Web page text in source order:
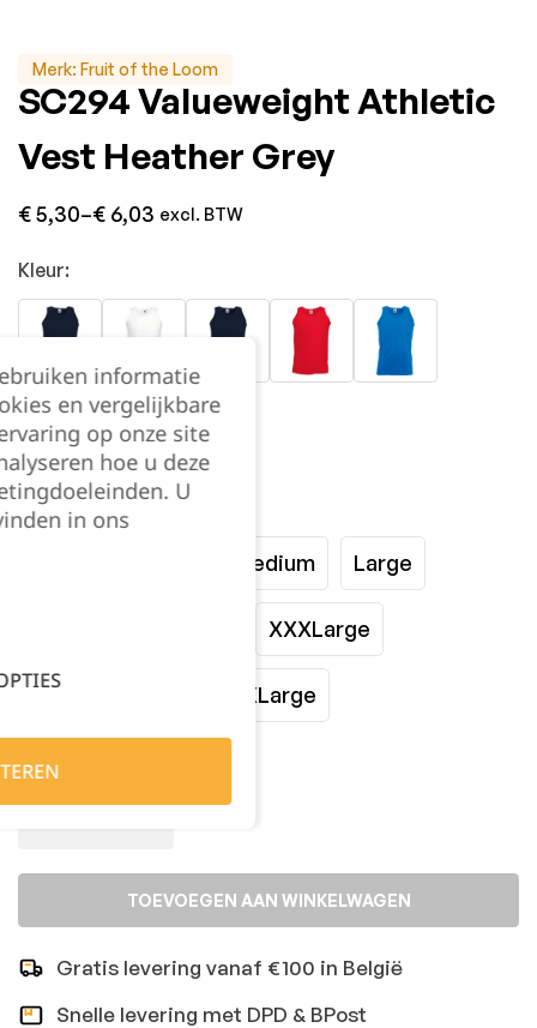
Merk: Fruit of the Loom
SC294 Valueweight Athletic
Vest Heather Grey
€5,30–€ 6,03 excl. BTW
Kleur:
Maat:
Medium Large
XXXLarge
XXXXLarge XXXXXLarge
Kies je aantal:
TOEVOEGEN AAN WINKELWAGEN
Gratis levering vanaf €100 in België
Snelle levering met DPD & BPost
informatie
en vergelijkbare
op onze site
hoe u deze
U
in ons